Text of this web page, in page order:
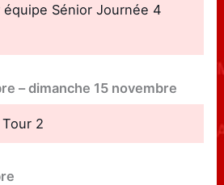
équipe Sénior Journée 4
–dimanche 15 novembre
2